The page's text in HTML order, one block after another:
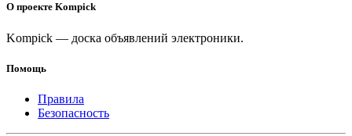
О проекте Kompick
Kompick — доска объявлений электроники.
Помощь
Правила
Безопасность